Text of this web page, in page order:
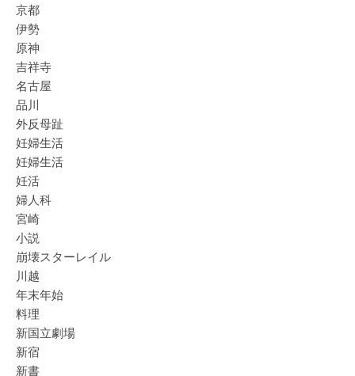
京都
伊勢
原神
吉祥寺
名古屋
品川
外反母趾
妊婦生活
妊婦生活
妊活
婦人科
宮崎
小説
崩壊スターレイル
川越
年末年始
料理
新国立劇場
新宿
新書